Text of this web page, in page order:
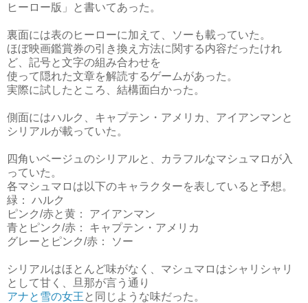
ヒーロー版」と書いてあった。
裏面には表のヒーローに加えて、ソーも載っていた。
ほぼ映画鑑賞券の引き換え方法に関する内容だったけれ
ど、記号と文字の組み合わせを
使って隠れた文章を解読するゲームがあった。
実際に試したところ、結構面白かった。
側面にはハルク、キャプテン・アメリカ、アイアンマンと
シリアルが載っていた。
四角いベージュのシリアルと、カラフルなマシュマロが入
っていた。
各マシュマロは以下のキャラクターを表していると予想。
緑： ハルク
ピンク/赤と黄： アイアンマン
青とピンク/赤： キャプテン・アメリカ
グレーとピンク/赤： ソー
シリアルはほとんど味がなく、マシュマロはシャリシャリ
として甘く、旦那が言う通り
アナと雪の女王 と同じような味だった。